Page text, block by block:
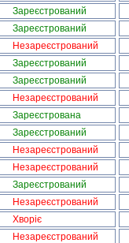
Зареєстрований
Зареєстрований
Незареєстрований
Зареєстрований
Зареєстрований
Незареєстрований
Зареєстрована
Зареєстрований
Незареєстрований
Незареєстрований
Зареєстрований
Незареєстрований
Хворіє
Незареєстрований